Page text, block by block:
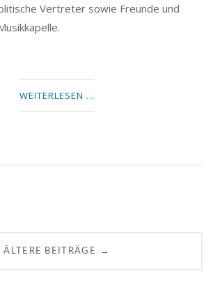
Vertreter sowie Freunde und
WEITERLESEN …
ÄLTERE BEITRÄGE →